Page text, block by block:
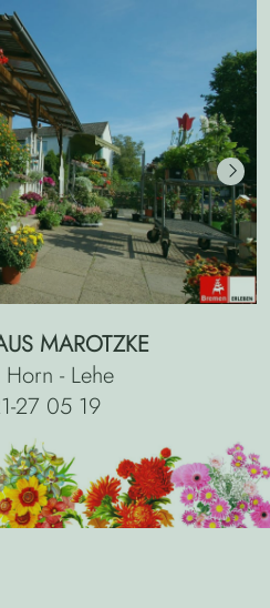
Next
MAROTZKE
Horn - Lehe
27 05 19